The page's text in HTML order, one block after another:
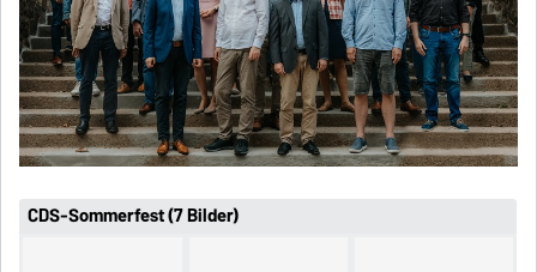
CDS-Sommerfest (7 Bilder)